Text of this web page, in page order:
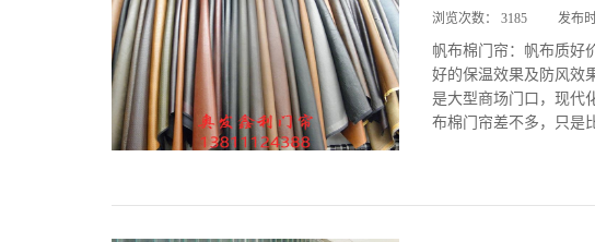
浏览次数： 3185 发布
帆布棉门帘：帆布质好
好的保温效果及防风效
是大型商场门口，现代
布棉门帘差不多，只是